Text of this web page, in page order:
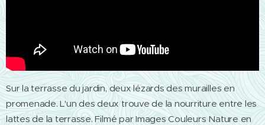
Sur la terrasse du jardin, deux lézards des murailles en
promenade. L'un des deux trouve de la nourriture entre les
lattes de la terrasse. Filmé par Images Couleurs Nature en